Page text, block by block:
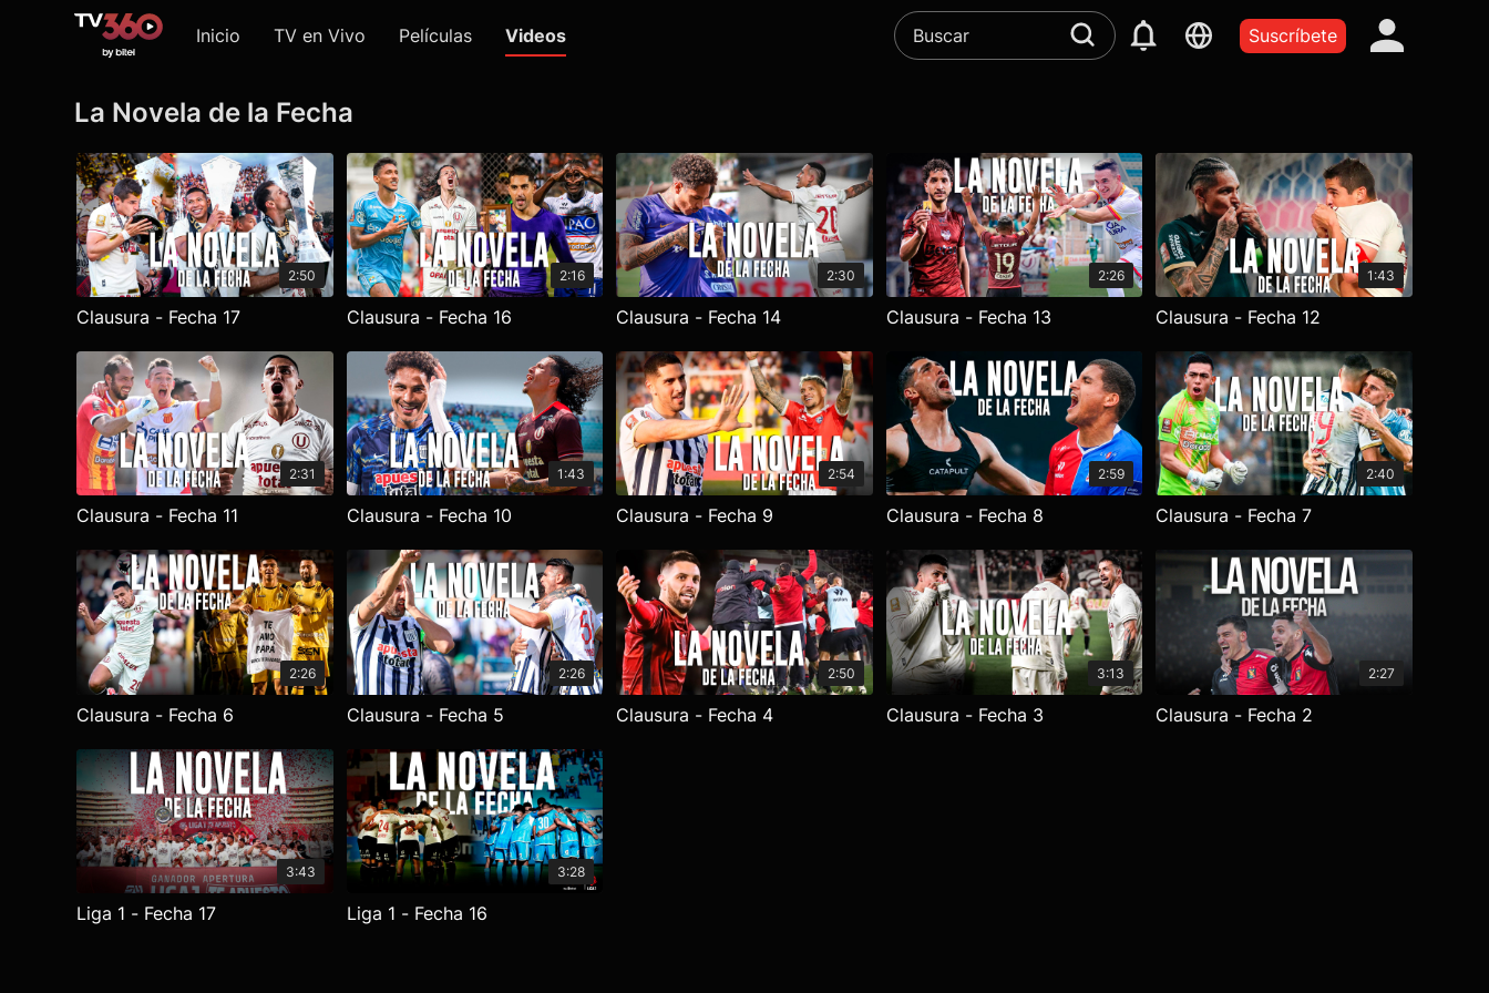
Inicio TV en Vivo Películas Videos Suscríbete
La Novela de la Fecha
2:50
Clausura - Fecha 17
2:16
Clausura - Fecha 16
2:30
Clausura - Fecha 14
2:26
Clausura - Fecha 13
1:43
Clausura - Fecha 12
2:31
Clausura - Fecha 11
1:43
Clausura - Fecha 10
2:54
Clausura - Fecha 9
2:59
Clausura - Fecha 8
2:40
Clausura - Fecha 7
2:26
Clausura - Fecha 6
2:26
Clausura - Fecha 5
2:50
Clausura - Fecha 4
3:13
Clausura - Fecha 3
2:27
Clausura - Fecha 2
3:43
Liga 1 - Fecha 17
3:28
Liga 1 - Fecha 16